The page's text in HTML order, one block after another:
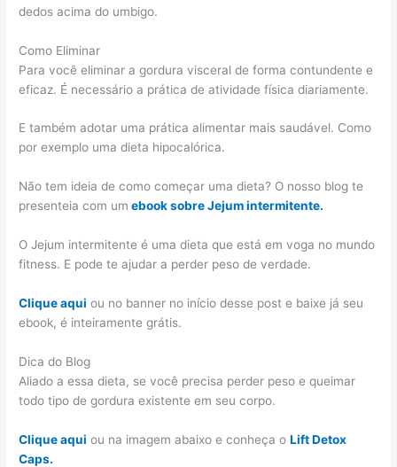
dedos acima do umbigo.
Como Eliminar
Para você eliminar a gordura visceral de forma contundente e
eficaz. É necessário a prática de atividade física diariamente.
E também adotar uma prática alimentar mais saudável. Como
por exemplo uma dieta hipocalórica.
Não tem ideia de como começar uma dieta? O nosso blog te
presenteia com um ebook sobre Jejum intermitente.
O Jejum intermitente é uma dieta que está em voga no mundo
fitness. E pode te ajudar a perder peso de verdade.
Clique aqui ou no banner no início desse post e baixe já seu
ebook, é inteiramente grátis.
Dica do Blog
Aliado a essa dieta, se você precisa perder peso e queimar
todo tipo de gordura existente em seu corpo.
Clique aqui ou na imagem abaixo e conheça oLift Detox
Caps.